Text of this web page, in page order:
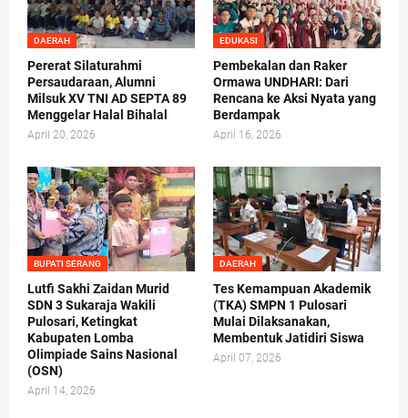
DAERAH
Pererat Silaturahmi
Persaudaraan, Alumni
Milsuk XV TNI AD SEPTA 89
Menggelar Halal Bihalal
April 20, 2026
EDUKASI
Pembekalan dan Raker
Ormawa UNDHARI: Dari
Rencana ke Aksi Nyata yang
Berdampak
April 16, 2026
BUPATI SERANG
Lutfi Sakhi Zaidan Murid
SDN 3 Sukaraja Wakili
Pulosari, Ketingkat
Kabupaten Lomba
Olimpiade Sains Nasional
(OSN)
April 14, 2026
DAERAH
Tes Kemampuan Akademik
(TKA) SMPN 1 Pulosari
Mulai Dilaksanakan,
Membentuk Jatidiri Siswa
April 07, 2026